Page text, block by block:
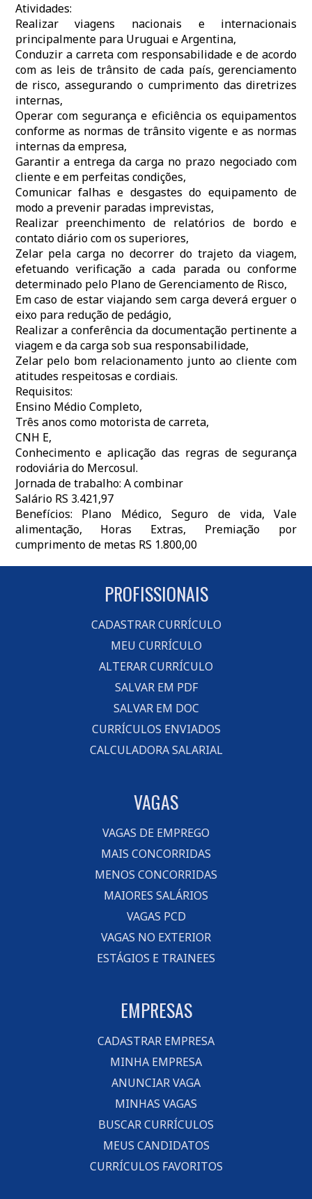
Atividades:
Realizar viagens nacionais e internacionais
principalmente para Uruguai e Argentina,
Conduzir a carreta com responsabilidade e de acordo
com as leis de trânsito de cada país, gerenciamento
de risco, assegurando o cumprimento das diretrizes
internas,
Operar com segurança e eficiência os equipamentos
conforme as normas de trânsito vigente e as normas
internas da empresa,
Garantir a entrega da carga no prazo negociado com
cliente e em perfeitas condições,
Comunicar falhas e desgastes do equipamento de
modo a prevenir paradas imprevistas,
Realizar preenchimento de relatórios de bordo e
contato diário com os superiores,
Zelar pela carga no decorrer do trajeto da viagem,
efetuando verificação a cada parada ou conforme
determinado pelo Plano de Gerenciamento de Risco,
Em caso de estar viajando sem carga deverá erguer o
eixo para redução de pedágio,
Realizar a conferência da documentação pertinente a
viagem e da carga sob sua responsabilidade,
Zelar pelo bom relacionamento junto ao cliente com
atitudes respeitosas e cordiais.
Requisitos:
Ensino Médio Completo,
Três anos como motorista de carreta,
CNH E,
Conhecimento e aplicação das regras de segurança
rodoviária do Mercosul.
Jornada de trabalho: A combinar
Salário RS 3.421,97
Benefícios: Plano Médico, Seguro de vida, Vale
alimentação, Horas Extras, Premiação por
cumprimento de metas RS 1.800,00
PROFISSIONAIS
CADASTRAR CURRÍCULO
MEU CURRÍCULO
ALTERAR CURRÍCULO
SALVAR EM PDF
SALVAR EM DOC
CURRÍCULOS ENVIADOS
CALCULADORA SALARIAL
VAGAS
VAGAS DE EMPREGO
MAIS CONCORRIDAS
MENOS CONCORRIDAS
MAIORES SALÁRIOS
VAGAS PCD
VAGAS NO EXTERIOR
ESTÁGIOS E TRAINEES
EMPRESAS
CADASTRAR EMPRESA
MINHA EMPRESA
ANUNCIAR VAGA
MINHAS VAGAS
BUSCAR CURRÍCULOS
MEUS CANDIDATOS
CURRÍCULOS FAVORITOS